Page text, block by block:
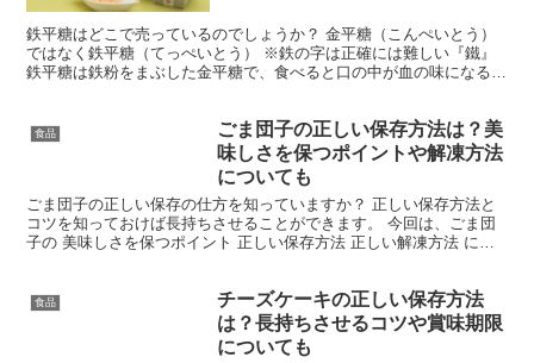
鉄平糖はどこで売っているのでしょうか？ 金平糖（こんぺいとう）
ではなく鉄平糖（てっぺいとう） ※鉄の字は正確には難しい『鐵』
鉄平糖は鉄粉をまぶした金平糖で、食べると口の中が血の味になる…
食品
ごま団子の正しい保存方法は？美
味しさを保つポイントや解凍方法
についても
ごま団子の正しい保存の仕方を知っていますか？ 正しい保存方法と
コツを知っておけば長持ちさせることができます。 今回は、ごま団
子の 美味しさを保つポイント 正しい保存方法 正しい解凍方法 につ
食品
チーズケーキの正しい保存方法
は？長持ちさせるコツや賞味期限
についても